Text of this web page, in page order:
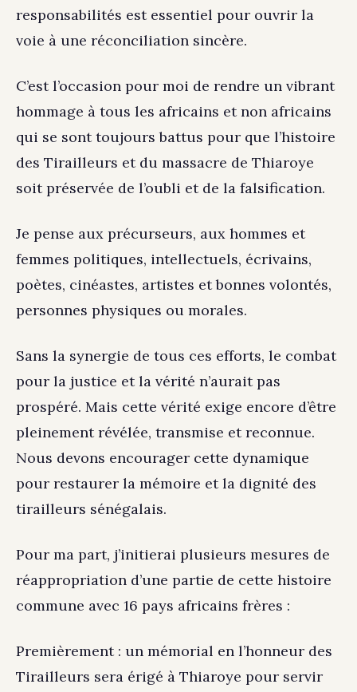
responsabilités est essentiel pour ouvrir la
voie à une réconciliation sincère.
C’est l’occasion pour moi de rendre un vibrant
hommage à tous les africains et non africains
qui se sont toujours battus pour que l’histoire
des Tirailleurs et du massacre de Thiaroye
soit préservée de l’oubli et de la falsification.
Je pense aux précurseurs, aux hommes et
femmes politiques, intellectuels, écrivains,
poètes, cinéastes, artistes et bonnes volontés,
personnes physiques ou morales.
Sans la synergie de tous ces efforts, le combat
pour la justice et la vérité n’aurait pas
prospéré. Mais cette vérité exige encore d’être
pleinement révélée, transmise et reconnue.
Nous devons encourager cette dynamique
pour restaurer la mémoire et la dignité des
tirailleurs sénégalais.
Pour ma part, j’initierai plusieurs mesures de
réappropriation d’une partie de cette histoire
commune avec 16 pays africains frères :
Premièrement : un mémorial en l’honneur des
Tirailleurs sera érigé à Thiaroye pour servir